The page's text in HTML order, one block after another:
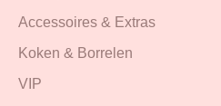
Accessoires & Extras
Koken & Borrelen
VIP